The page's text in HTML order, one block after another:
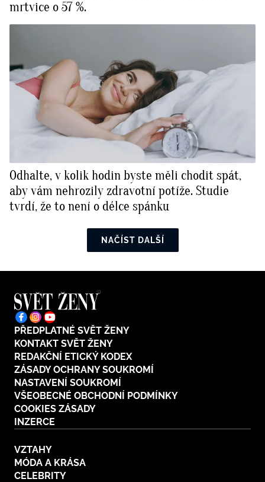
mrtvice o 57 %.
Odhalte, v kolik hodin byste měli chodit spát,
aby vám nehrozily zdravotní potíže. Studie
tvrdí, že to není o délce spánku
NAČÍST DALŠÍ
PŘEDPLATNÉ SVĚT ŽENY
KONTAKT SVĚT ŽENY
REDAKČNÍ ETICKÝ KODEX
ZÁSADY OCHRANY SOUKROMÍ
NASTAVENÍ SOUKROMÍ
VŠEOBECNÉ OBCHODNÍ PODMÍNKY
COOKIES ZÁSADY
INZERCE
VZTAHY
MÓDA A KRÁSA
CELEBRITY